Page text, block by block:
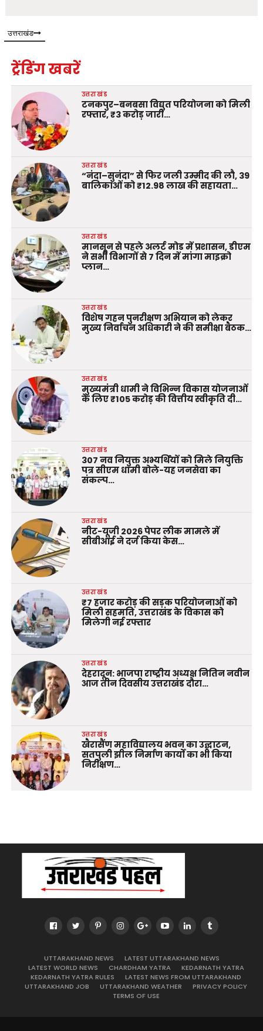
उत्तराखंड
ट्रेंडिंग खबरें
उत्तराखंड
टनकपुर–बनबसा विद्युत परियोजना को मिली
रफ्तार, ₹3 करोड़ जारी…
उत्तराखंड
“नंदा–सुनंदा” से फिर जली उम्मीद की लौ, 39
बालिकाओं को ₹12.98 लाख की सहायता…
उत्तराखंड
मानसून से पहले अलर्ट मोड में प्रशासन, डीएम
ने सभी विभागों से 7 दिन में मांगा माइक्रो
प्लान…
उत्तराखंड
विशेष गहन पुनरीक्षण अभियान को लेकर
मुख्य निर्वाचन अधिकारी ने की समीक्षा बैठक…
उत्तराखंड
मुख्यमंत्री धामी ने विभिन्न विकास योजनाओं
के लिए ₹105 करोड़ की वित्तीय स्वीकृति दी…
उत्तराखंड
307 नव नियुक्त अभ्यर्थियों को मिले नियुक्ति
पत्र सीएम धामी बोले-यह जनसेवा का
संकल्प…
उत्तराखंड
नीट-यूजी 2026 पेपर लीक मामले में
सीबीआई ने दर्ज किया केस…
उत्तराखंड
₹7 हजार करोड़ की सड़क परियोजनाओं को
मिली सहमति, उत्तराखंड के विकास को
मिलेगी नई रफ्तार
उत्तराखंड
देहरादून: भाजपा राष्ट्रीय अध्यक्ष नितिन नवीन
आज तीन दिवसीय उत्तराखंड दौरा…
उत्तराखंड
खैरासैंण महाविद्यालय भवन का उद्घाटन,
सतपुली झील निर्माण कार्यों का भी किया
निरीक्षण…
UTTARAKHAND NEWS
LATEST UTTARAKHAND NEWS
LATEST WORLD NEWS
CHARDHAM YATRA
KEDARNATH YATRA
KEDARNATH YATRA RULES
LATEST NEWS FROM UTTARAKHAND
UTTARAKHAND JOB
UTTARAKHAND WEATHER
PRIVACY POLICY
TERMS OF USE